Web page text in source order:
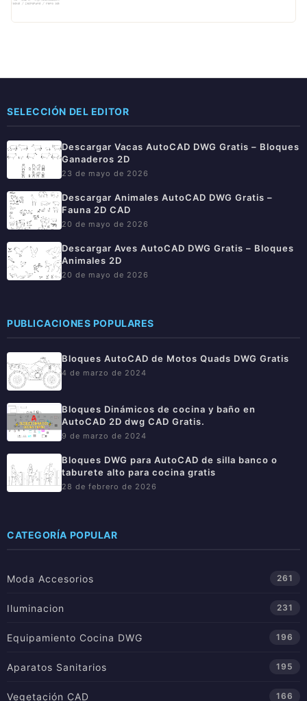
SELECCIÓN DEL EDITOR
Descargar Vacas AutoCAD DWG Gratis – Bloques
Ganaderos 2D
23 de mayo de 2026
Descargar Animales AutoCAD DWG Gratis –
Fauna 2D CAD
20 de mayo de 2026
Descargar Aves AutoCAD DWG Gratis – Bloques
Animales 2D
20 de mayo de 2026
PUBLICACIONES POPULARES
Bloques AutoCAD de Motos Quads DWG Gratis
4 de marzo de 2024
Bloques Dinámicos de cocina y baño en
AutoCAD 2D dwg CAD Gratis.
9 de marzo de 2024
Bloques DWG para AutoCAD de silla banco o
taburete alto para cocina gratis
28 de febrero de 2026
CATEGORÍA POPULAR
Moda Accesorios 261
Iluminacion 231
Equipamiento Cocina DWG 196
Aparatos Sanitarios 195
Vegetación CAD 166